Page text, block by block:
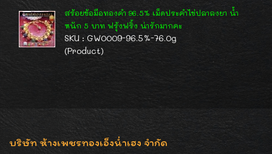
สร้อยข้อมือทองคำ 96.5% เม็ดประคำไข่ปลาลงยา น้ำ
หนัก 5 บาท ฟรุ้งฟริ้ง น่ารักมากคะ
SKU : GW0009-96.5%-76.0g
(Product)
บริษัท ห้างเพชรทองเอ็งน่ำเฮง จำกัด